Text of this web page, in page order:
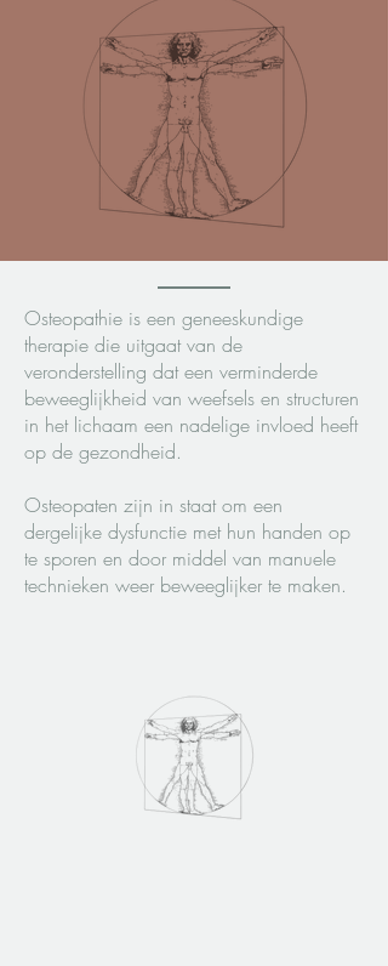
Osteopathie is een geneeskundige
therapie die uitgaat van de
veronderstelling dat een verminderde
beweeglijkheid van weefsels en structuren
in het lichaam een nadelige invloed heeft
op de gezondheid.
Osteopaten zijn in staat om een
dergelijke dysfunctie met hun handen op
te sporen en door middel van manuele
technieken weer beweeglijker te maken.